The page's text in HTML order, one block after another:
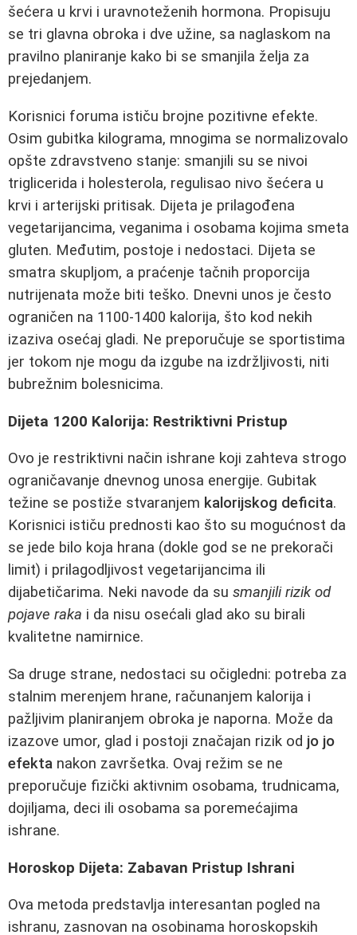
šećera u krvi i uravnoteženih hormona. Propisuju
se tri glavna obroka i dve užine, sa naglaskom na
pravilno planiranje kako bi se smanjila želja za
prejedanjem.
Korisnici foruma ističu brojne pozitivne efekte.
Osim gubitka kilograma, mnogima se normalizovalo
opšte zdravstveno stanje: smanjili su se nivoi
triglicerida i holesterola, regulisao nivo šećera u
krvi i arterijski pritisak. Dijeta je prilagođena
vegetarijancima, veganima i osobama kojima smeta
gluten. Međutim, postoje i nedostaci. Dijeta se
smatra skupljom, a praćenje tačnih proporcija
nutrijenata može biti teško. Dnevni unos je često
ograničen na 1100-1400 kalorija, što kod nekih
izaziva osećaj gladi. Ne preporučuje se sportistima
jer tokom nje mogu da izgube na izdržljivosti, niti
bubrežnim bolesnicima.
Dijeta 1200 Kalorija: Restriktivni Pristup
Ovo je restriktivni način ishrane koji zahteva strogo
ograničavanje dnevnog unosa energije. Gubitak
težine se postiže stvaranjem kalorijskog deficita.
Korisnici ističu prednosti kao što su mogućnost da
se jede bilo koja hrana (dokle god se ne prekorači
limit) i prilagodljivost vegetarijancima ili
dijabetičarima. Neki navode da su smanjili rizik od
pojave raka i da nisu osećali glad ako su birali
kvalitetne namirnice.
Sa druge strane, nedostaci su očigledni: potreba za
stalnim merenjem hrane, računanjem kalorija i
pažljivim planiranjem obroka je naporna. Može da
izazove umor, glad i postoji značajan rizik od jo jo
efekta nakon završetka. Ovaj režim se ne
preporučuje fizički aktivnim osobama, trudnicama,
dojiljama, deci ili osobama sa poremećajima
ishrane.
Horoskop Dijeta: Zabavan Pristup Ishrani
Ova metoda predstavlja interesantan pogled na
ishranu, zasnovan na osobinama horoskopskih